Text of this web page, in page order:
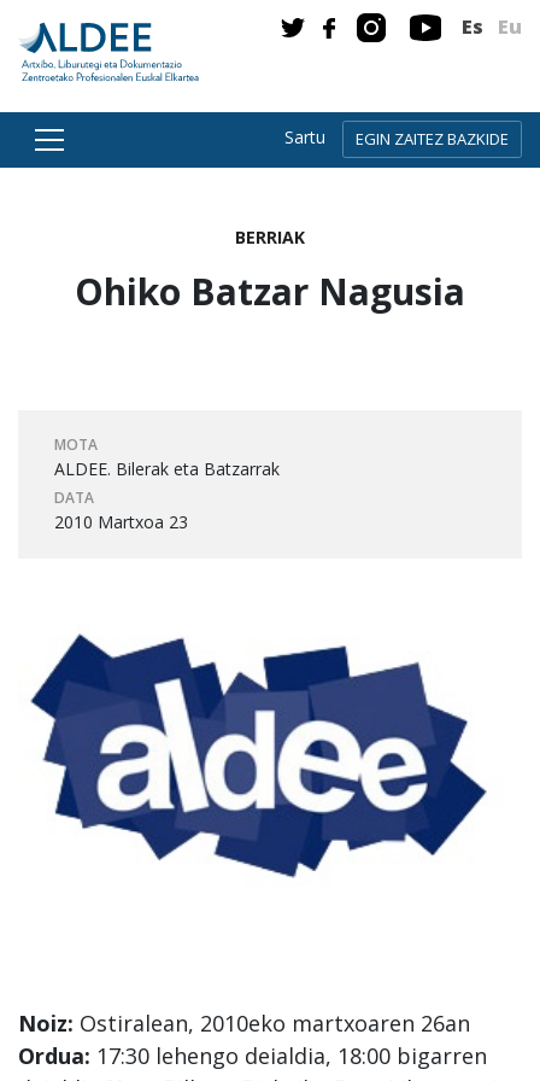
Es Eu
Sartu EGIN ZAITEZ BAZKIDE
BERRIAK
Ohiko Batzar Nagusia
MOTA
ALDEE. Bilerak eta Batzarrak
DATA
2010 Martxoa 23
Noiz: Ostiralean, 2010eko martxoaren 26an
Ordua: 17:30 lehengo deialdia, 18:00 bigarren